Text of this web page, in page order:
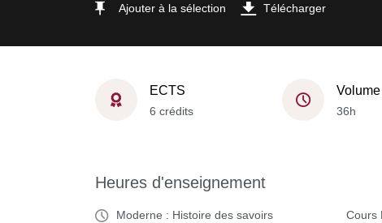
Ajouter à la sélection Télécharger
ECTS
6 crédits 36h
Heures d'enseignement
Moderne : Histoire des savoirs Cours